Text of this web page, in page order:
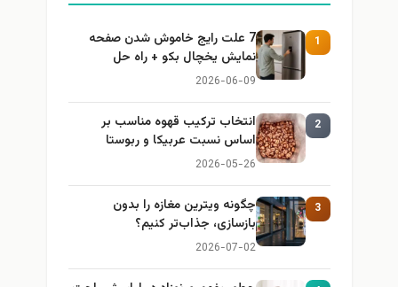
7 علت رایج خاموش شدن صفحه
نمایش یخچال بکو + راه حل
2026-06-09
انتخاب ترکیب قهوه مناسب بر
اساس نسبت عربیکا و ربوستا
2026-05-26
چگونه ویترین مغازه را بدون
بازسازی، جذاب‌تر کنیم؟
2026-07-02